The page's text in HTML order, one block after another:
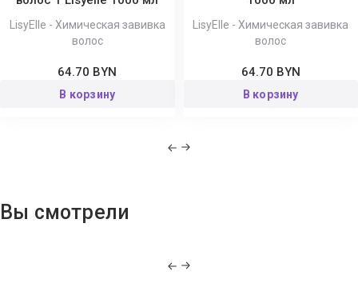
LisyElle - Химическая завивка
волос
64.70 BYN
В корзину
LisyElle - Химическая завивка
волос
64.70 BYN
В корзину
Вы смотрели